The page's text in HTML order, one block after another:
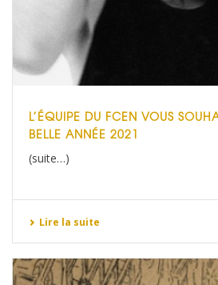
L’ÉQUIPE DU FCEN VOUS
BELLE ANNÉE 2021
(suite…)
Lire la suite